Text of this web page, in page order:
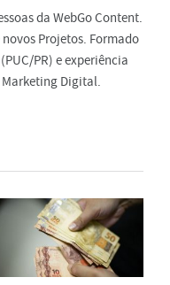
da WebGo Content.
Projetos. Formado
PR) e experiência
Marketing Digital.